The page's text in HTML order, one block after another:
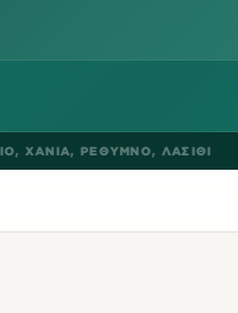
,ΡΕΘΥΜΝΟ,ΛΑΣΙΘΙ